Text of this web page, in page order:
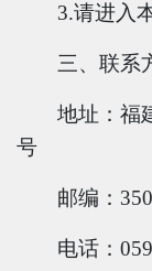
3.请进入
三、联系
地址：福
号
邮编：
电话：